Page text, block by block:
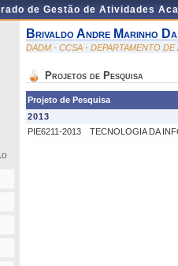
de Gestão de Atividades
Brivaldo Andre Marinho
DADM - CCSA - DEPARTAMENTO
Projetos de Pesquisa
Projeto de Pesquisa
2013
PIE6211-2013
TECNOLOGIA DA